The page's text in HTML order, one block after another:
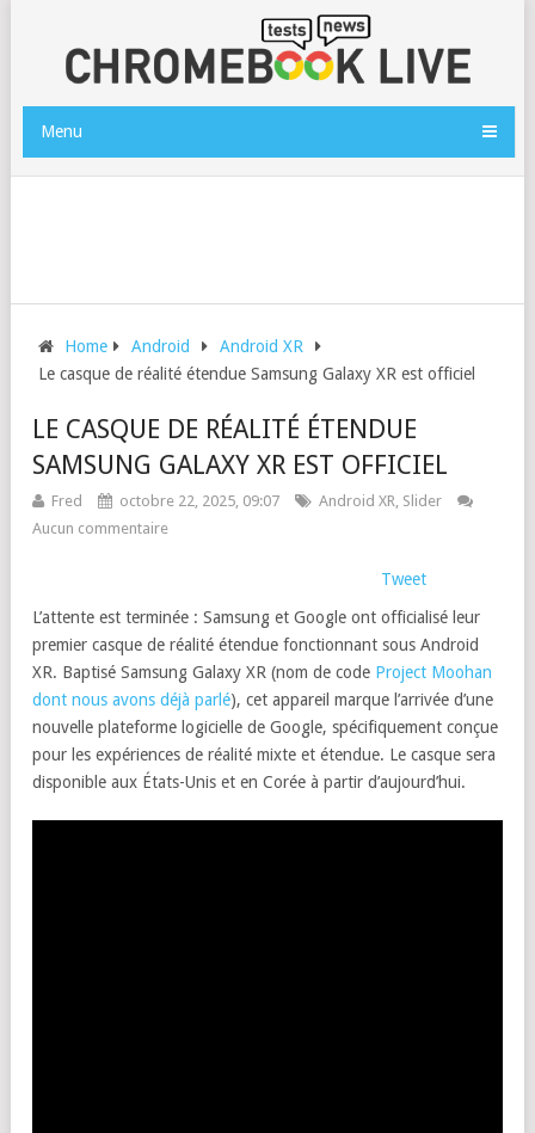
Menu
Home Android
Android XR
Le casque de réalité étendue Samsung Galaxy XR est officiel
LE CASQUE DE RÉALITÉ ÉTENDUE
SAMSUNG GALAXY XR EST OFFICIEL
Fred octobre 22, 2025, 09:07 Android XR, Slider
Aucun commentaire
Tweet
L’attente est terminée : Samsung et Google ont officialisé leur
premier casque de réalité étendue fonctionnant sous Android
XR. Baptisé Samsung Galaxy XR (nom de code Project Moohan
dont nous avons déjà parlé), cet appareil marque l’arrivée d’une
nouvelle plateforme logicielle de Google, spécifiquement conçue
pour les expériences de réalité mixte et étendue. Le casque sera
disponible aux États-Unis et en Corée à partir d’aujourd’hui.